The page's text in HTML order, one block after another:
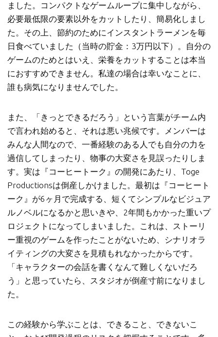
ました。コンパクトなゲームループに集中しながら、
必要最低限の要素以外をカットしたり、簡易化しまし
た。その上、節約のためにインスタントラーメンを毎
日食べていました（当時の貯金：3万円以下）。自分の
ゲームのためとはいえ、栄養をカットすることは本当
におすすめできません。私達の場合は幸いなことに、
誰も病気になりませんでした。
また、「きっとできるだろう」という言葉がチーム内
で言われ始めると、それは悪い兆候です。メンバーは
みんな人間なので、一番経験のある人でも自分の力を
過信してしまったり、物事の大変さを見誤ったりしま
す。実は『コーヒートーク』の開発にあたり、Toge
Productionsは倒産しかけました。最初は『コーヒート
ーク』が6ヶ月で完成する、短くてシンプルなビジュア
ルノベルになるかと思いきや、2年間もかかった重いプ
ロジェクトになってしまいました。これは、ストーリ
ー重視のゲームを作ったことがないため、シナリオラ
イティングの大変さを見積もれなかったからです。
「キャラクターの会話を書くなんて難しくないだろ
う」と思っていたら、スタジオが倒産寸前になりまし
た。
この経験から学ぶことは、できること、できないこ